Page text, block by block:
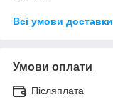
Всі умови доставки
Умови оплати
Післяплата